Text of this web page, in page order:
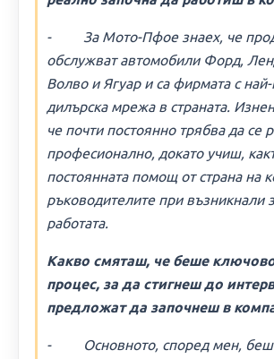
- За Мото-Пфое знаех, че
обслужват автомобили Форд,
Волво и Ягуар и са фирмата с
дилърска мрежа в страната.
че почти постоянно трябва да се
професионално, докато учиш,
постоянната помощ от страна на
ръководителите при възникнали
работата.
Какво смяташ, че беше
процес, за да стигнеш до
предложат да започнеш в
- Основното, според мен,